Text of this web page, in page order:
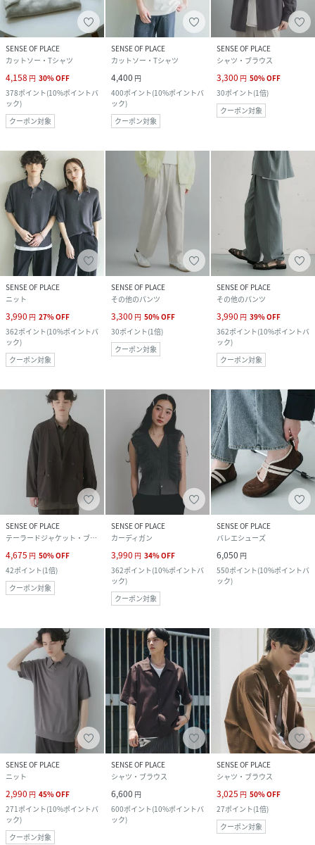
SENSE OF PLACE
カットソー・Tシャツ
4,158 円 30%OFF
378ポイント(10%ポイントバ
ック)
クーポン対象
SENSE OF PLACE
カットソー・Tシャツ
4,400 円
400ポイント(10%ポイントバ
ック)
クーポン対象
SENSE OF PLACE
シャツ・ブラウス
3,300 円 50%OFF
30ポイント(1倍)
クーポン対象
SENSE OF PLACE
ニット
3,990 円 27%OFF
362ポイント(10%ポイントバ
ック)
クーポン対象
SENSE OF PLACE
その他のパンツ
3,300 円 50%OFF
30ポイント(1倍)
クーポン対象
SENSE OF PLACE
その他のパンツ
3,990 円 39%OFF
362ポイント(10%ポイントバ
ック)
クーポン対象
SENSE OF PLACE
テーラードジャケット・ブレザー
4,675 円 50%OFF
42ポイント(1倍)
クーポン対象
SENSE OF PLACE
カーディガン
3,990 円 34%OFF
362ポイント(10%ポイントバ
ック)
クーポン対象
SENSE OF PLACE
バレエシューズ
6,050 円
550ポイント(10%ポイントバ
ック)
SENSE OF PLACE
ニット
2,990 円 45%OFF
271 ポイント(10%ポイントバ
ック)
クーポン対象
SENSE OF PLACE
シャツ・ブラウス
6,600 円
600ポイント(10%ポイントバ
ック)
SENSE OF PLACE
シャツ・ブラウス
3,025 円 50%OFF
27ポイント(1倍)
クーポン対象